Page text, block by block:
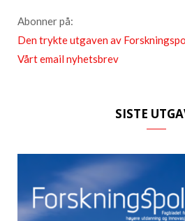
Abonner på:
Den trykte utgaven av
Vårt email nyhetsbrev
SISTE